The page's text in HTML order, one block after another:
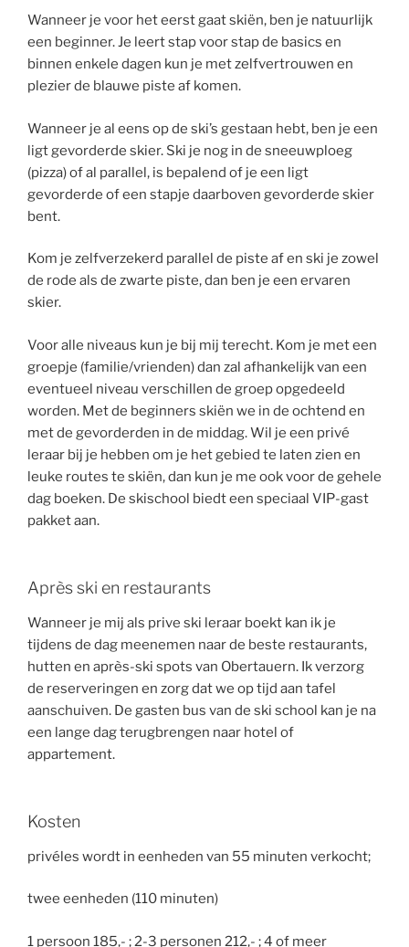
Wanneer je voor het eerst gaat skiën, ben je natuurlijk
een beginner. Je leert stap voor stap de basics en
binnen enkele dagen kun je met zelfvertrouwen en
plezier de blauwe piste af komen.
Wanneer je al eens op de ski’s gestaan hebt, ben je een
ligt gevorderde skier. Ski je nog in de sneeuwploeg
(pizza) of al parallel, is bepalend of je een ligt
gevorderde of een stapje daarboven gevorderde skier
bent.
Kom je zelfverzekerd parallel de piste af en ski je zowel
de rode als de zwarte piste, dan ben je een ervaren
skier.
Voor alle niveaus kun je bij mij terecht. Kom je met een
groepje (familie/vrienden) dan zal afhankelijk van een
eventueel niveau verschillen de groep opgedeeld
worden. Met de beginners skiën we in de ochtend en
met de gevorderden in de middag. Wil je een privé
leraar bij je hebben om je het gebied te laten zien en
leuke routes te skiën, dan kun je me ook voor de gehele
dag boeken. De skischool biedt een speciaal VIP-gast
pakket aan.
Après ski en restaurants
Wanneer je mij als prive ski leraar boekt kan ik je
tijdens de dag meenemen naar de beste restaurants,
hutten en après-ski spots van Obertauern. Ik verzorg
de reserveringen en zorg dat we op tijd aan tafel
aanschuiven. De gasten bus van de ski school kan je na
een lange dag terugbrengen naar hotel of
appartement.
Kosten
privéles wordt in eenheden van 55 minuten verkocht;
twee eenheden (110 minuten)
1 persoon 185,- ; 2-3 personen 212,- ; 4 of meer